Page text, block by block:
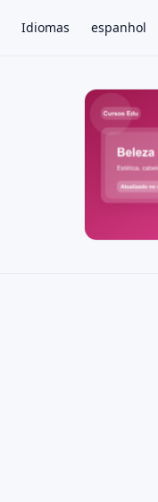
Idiomas espanhol